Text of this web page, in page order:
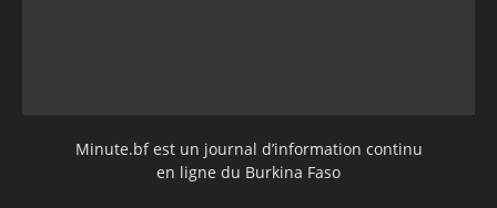
Minute.bf est un journal d’information continu
en ligne du Burkina Faso